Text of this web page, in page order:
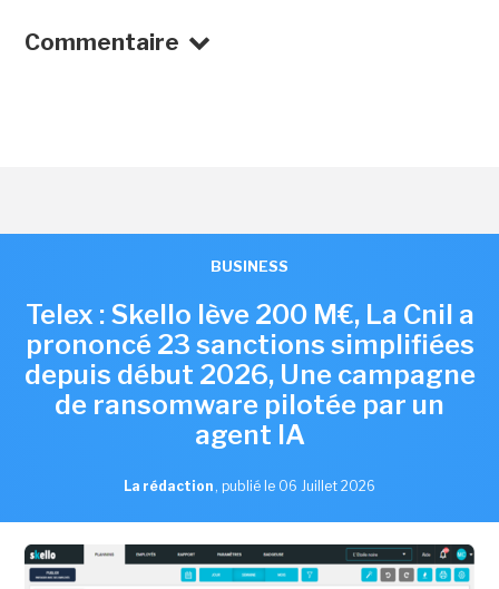
Commentaire
BUSINESS
Telex : Skello lève 200 M€, La Cnil a
prononcé 23 sanctions simplifiées
depuis début 2026, Une campagne
de ransomware pilotée par un
agent IA
La rédaction , publié le 06 Juillet 2026